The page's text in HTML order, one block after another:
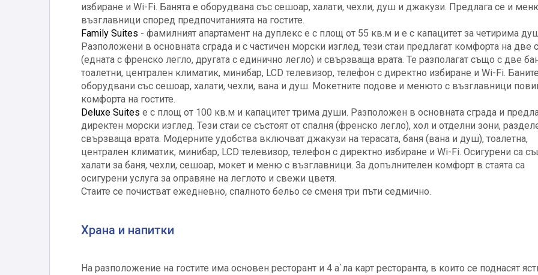
избиране и Wi-Fi. Банята е оборудвана със сешоар, халати, чехли, душ и джакузи. Предлага се и
възглавници според предпочитанията на гостите.
Family Suites - фамилният апартамент на дуплекс е с площ от 55 кв.м и е с капацитет за четирима
Разположени в основната сграда и с частичен морски изглед, тези стаи предлагат комфорта на две
(едната с френско легло, другата с единично легло) и свързваща врата. Те разполагат също с две
тоалетни, централен климатик, минибар, LCD телевизор, телефон с директно избиране и Wi-Fi.
оборудвани със сешоар, халати, чехли, вана и душ. Мокетните подове и менюто с възглавници
комфорта на гостите.
Deluxe Suites е с площ от 100 кв.м и капацитет трима души. Разположен в основната сграда и
директен морски изглед. Тези стаи се състоят от спалня (френско легло), хол и отделни зони,
свързваща врата. Модерните удобства включват джакузи на терасата, баня (вана и душ), тоалетна,
централен климатик, минибар, LCD телевизор, телефон с директно избиране и Wi-Fi. Осигурени са
халати за баня, чехли, сешоар, мокет и меню с възглавници. За допълнителен комфорт в стаята са
осигурени услуга за оправяне на леглото и свежи цветя.
Стаите се почистват ежедневно, спалното бельо се сменя три пъти седмично.
Храна и напитки
На разположение на гостите има основен ресторант и 4 а`ла карт ресторанта, в които се поднасят